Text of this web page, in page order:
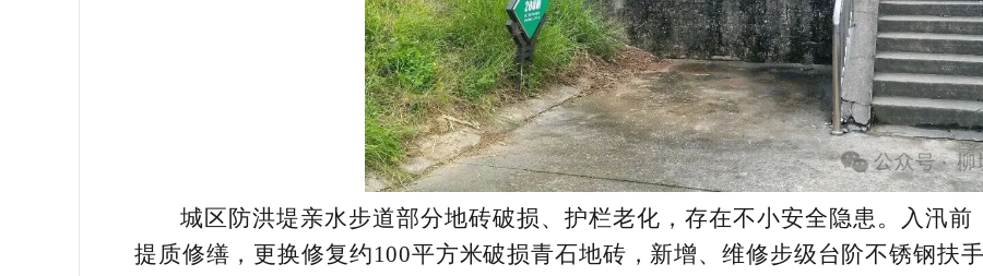
城区防洪堤亲水步道部分地砖破损、护栏老化，存在不小安全隐患。入汛
提质修缮，更换修复约100平方米破损青石地砖，新增、维修步级台阶不锈钢扶